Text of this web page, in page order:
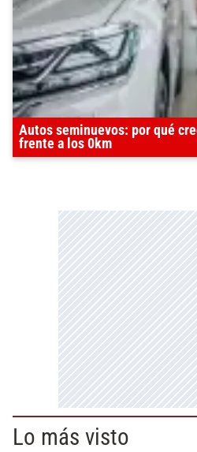
Autos seminuevos: por qué
frente a los 0km
Lo más visto